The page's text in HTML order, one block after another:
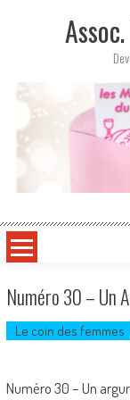
Numéro 30 – Un
Le coin des femmes
Numéro 30 – Un